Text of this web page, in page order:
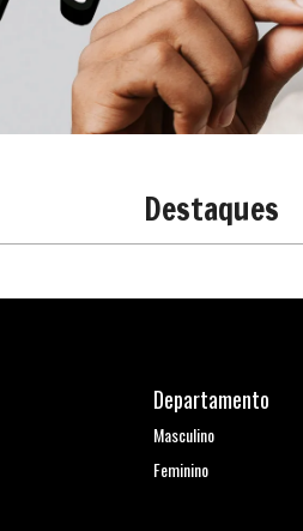
Destaques
Departamento
Masculino
Feminino